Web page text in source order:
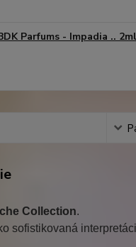
Parfums - Impadia .. 2ml
Collection.
sofistikovaná